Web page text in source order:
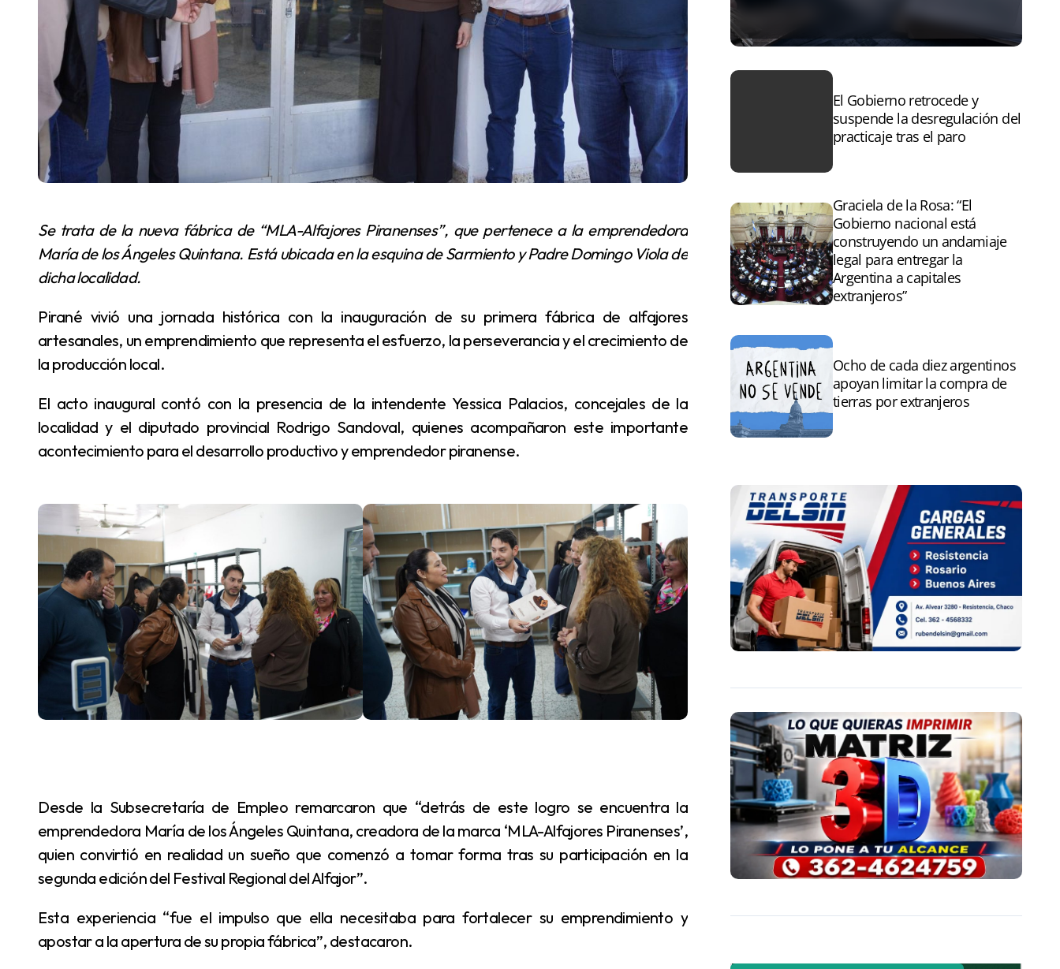
Se trata de la nueva fábrica de “MLA-Alfajores Piranenses”, que pertenece a la emprendedora
María de los Ángeles Quintana. Está ubicada en la esquina de Sarmiento y Padre Domingo Viola de
dicha localidad.
Pirané vivió una jornada histórica con la inauguración de su primera fábrica de alfajores
artesanales, un emprendimiento que representa el esfuerzo, la perseverancia y el crecimiento de
la producción local.
El acto inaugural contó con la presencia de la intendente Yessica Palacios, concejales de la
localidad y el diputado provincial Rodrigo Sandoval, quienes acompañaron este importante
acontecimiento para el desarrollo productivo y emprendedor piranense.
Desde la Subsecretaría de Empleo remarcaron que “detrás de este logro se encuentra la
emprendedora María de los Ángeles Quintana, creadora de la marca ‘MLA-Alfajores Piranenses’,
quien convirtió en realidad un sueño que comenzó a tomar forma tras su participación en la
segunda edición del Festival Regional del Alfajor”.
Esta experiencia “fue el impulso que ella necesitaba para fortalecer su emprendimiento y
apostar a la apertura de su propia fábrica”, destacaron.
El Gobierno retrocede y
suspende la desregulación del
practicaje tras el paro
Graciela de la Rosa: “El
Gobierno nacional está
construyendo un andamiaje
legal para entregar la
Argentina a capitales
extranjeros”
Ocho de cada diez argentinos
apoyan limitar la compra de
tierras por extranjeros